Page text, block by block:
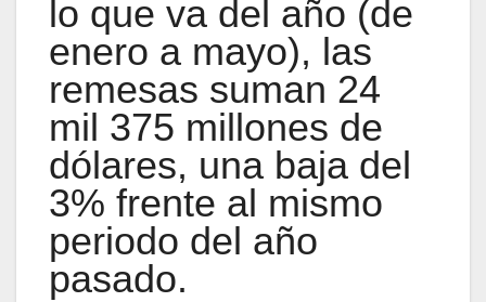
lo que va del año (de
enero a mayo), las
remesas suman 24
mil 375 millones de
dólares, una baja del
3% frente al mismo
periodo del año
pasado.